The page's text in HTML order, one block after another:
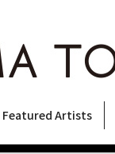
Featured Artists
稲嶺啓一(東風終)
村田言恵
丸岡和吾
Rico Casella
キム・ロートン
菅谷晋一
柴田亜美
内藤啓介
CHRIS
秋赤音
COOKIE
三島由紀夫
北島敬三
大西洋介
内藤ルネ
三島剛
林月光
天野タケル
森山大道
大類信
二本木里美
須藤昌人
佐伯俊男
横尾忠則
春川ナミオ